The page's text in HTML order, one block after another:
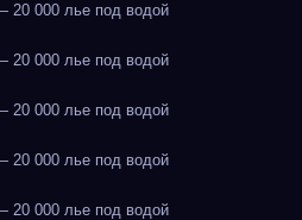
000 лье под водой
000 лье под водой
000 лье под водой
000 лье под водой
000 лье под водой